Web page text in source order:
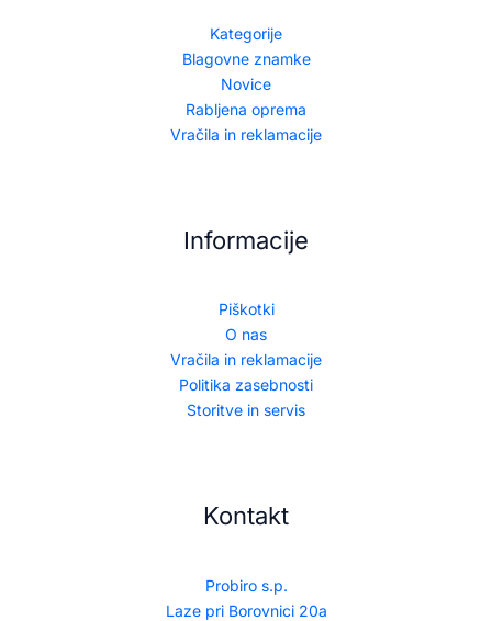
Kategorije
Blagovne znamke
Novice
Rabljena oprema
Vračila in reklamacije
Informacije
Piškotki
O nas
Vračila in reklamacije
Politika zasebnosti
Storitve in servis
Kontakt
Probiro s.p.
Laze pri Borovnici 20a